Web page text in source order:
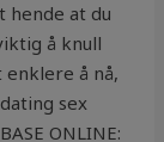
hende at du
å knull
å nå,
sex
ONLINE: